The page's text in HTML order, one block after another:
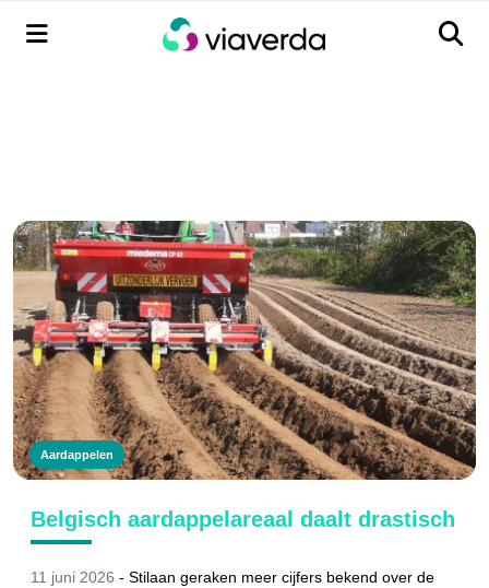
Menu Menu
Aardappelen
Belgisch aardappelareaal daalt drastisch
11 juni 2026 - Stilaan geraken meer cijfers bekend over de